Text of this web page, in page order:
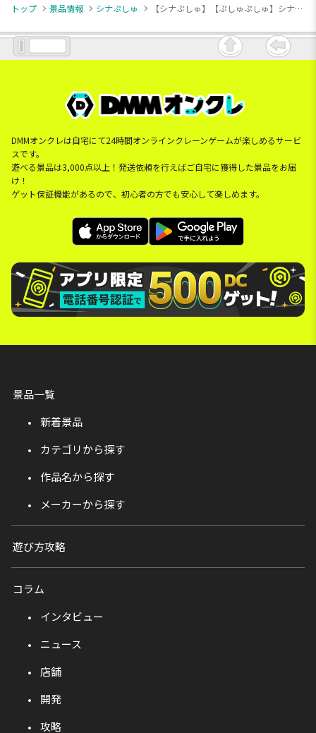
トップ
景品情報 シナぷしゅ 【シナぷしゅ】【ぷしゅぷしゅ】シナぷしゅ もふぐっと やわらかぬいぐるみ
DMMオンクレは自宅にて24時間オンラインクレーンゲームが楽しめるサービ
スです。
遊べる景品は3,000点以上！発送依頼を行えばご自宅に獲得した景品をお届
け！
ゲット保証機能があるので、初心者の方でも安心して楽しめます。
景品一覧
新着景品
カテゴリから探す
作品名から探す
メーカーから探す
遊び方攻略
コラム
インタビュー
ニュース
店舗
開発
攻略